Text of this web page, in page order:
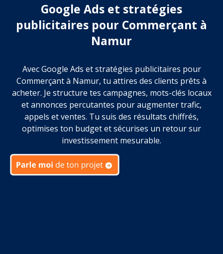
Google Ads et stratégies
publicitaires pour Commerçant à
Namur
Avec Google Ads et stratégies publicitaires pour
Commerçant à Namur, tu attires des clients prêts à
acheter. Je structure tes campagnes, mots-clés locaux
et annonces percutantes pour augmenter trafic,
appels et ventes. Tu suis des résultats chiffrés,
optimises ton budget et sécurises un retour sur
investissement mesurable.